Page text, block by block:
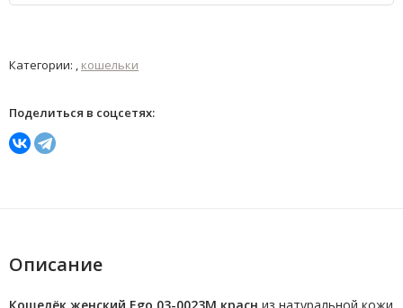
Категории: , кошельки
Поделиться в соцсетях:
Описание